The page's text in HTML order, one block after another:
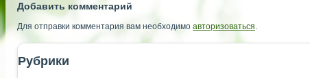
Добавить комментарий
Для отправки комментария вам необходимо авторизоваться.
Рубрики